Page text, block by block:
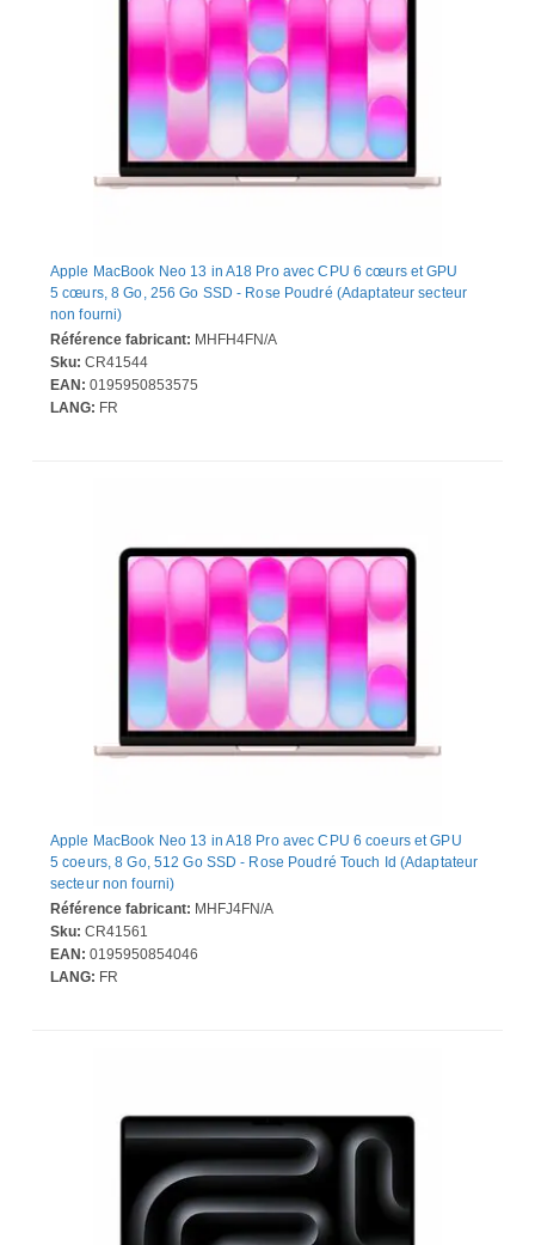
Apple MacBook Neo 13 in A18 Pro avec CPU 6 cœurs et GPU
5 cœurs, 8 Go, 256 Go SSD - Rose Poudré (Adaptateur secteur
non fourni)
Référence fabricant: MHFH4FN/A
Sku: CR41544
EAN: 0195950853575
LANG: FR
Apple MacBook Neo 13 in A18 Pro avec CPU 6 coeurs et GPU
5 coeurs, 8 Go, 512 Go SSD - Rose Poudré Touch Id (Adaptateur
secteur non fourni)
Référence fabricant: MHFJ4FN/A
Sku: CR41561
EAN: 0195950854046
LANG: FR